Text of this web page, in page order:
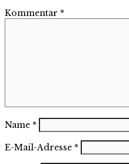
Kommentar *
Name *
E-Mail-Adresse *